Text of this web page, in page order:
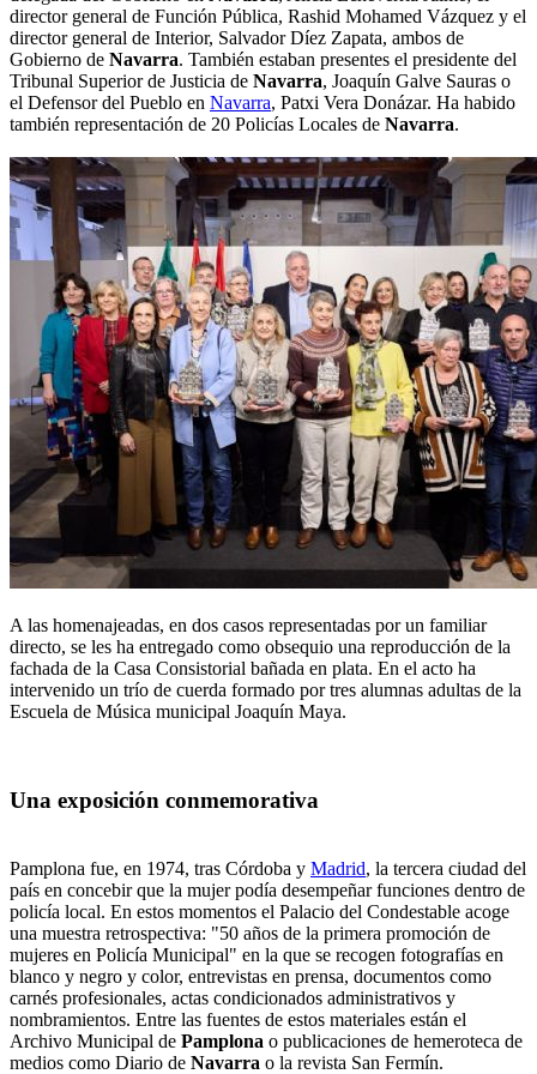
director general de Función Pública, Rashid Mohamed Vázquez y el
director general de Interior, Salvador Díez Zapata, ambos de
Gobierno de Navarra. También estaban presentes el presidente del
Tribunal Superior de Justicia de Navarra, Joaquín Galve Sauras o
el Defensor del Pueblo en Navarra, Patxi Vera Donázar. Ha habido
también representación de 20 Policías Locales de Navarra.
A las homenajeadas, en dos casos representadas por un familiar
directo, se les ha entregado como obsequio una reproducción de la
fachada de la Casa Consistorial bañada en plata. En el acto ha
intervenido un trío de cuerda formado por tres alumnas adultas de la
Escuela de Música municipal Joaquín Maya.
Una exposición conmemorativa
Pamplona fue, en 1974, tras Córdoba y Madrid, la tercera ciudad del
país en concebir que la mujer podía desempeñar funciones dentro de
policía local. En estos momentos el Palacio del Condestable acoge
una muestra retrospectiva: "50 años de la primera promoción de
mujeres en Policía Municipal" en la que se recogen fotografías en
blanco y negro y color, entrevistas en prensa, documentos como
carnés profesionales, actas condicionados administrativos y
nombramientos. Entre las fuentes de estos materiales están el
Archivo Municipal de Pamplona o publicaciones de hemeroteca de
medios como Diario de Navarra o la revista San Fermín.